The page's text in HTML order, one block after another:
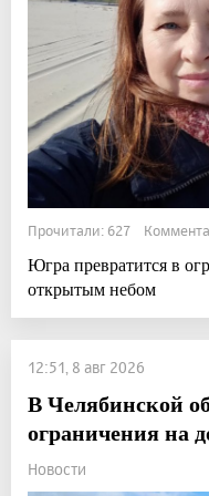
Прочитали: 627
Югра превратится в
открытым небом
12:51, 8 авг 2026
В Челябинской
ограничения на
Новости